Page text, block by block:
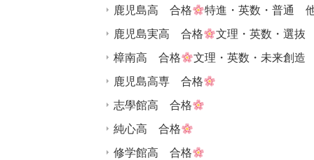
鹿児島高 合格
特進・英数・普通
鹿児島実高 合格
文理・英数・選
樟南高 合格
文理・英数・未来創
鹿児島高専 合格
志學館高 合格
純心高 合格
修学館高 合格